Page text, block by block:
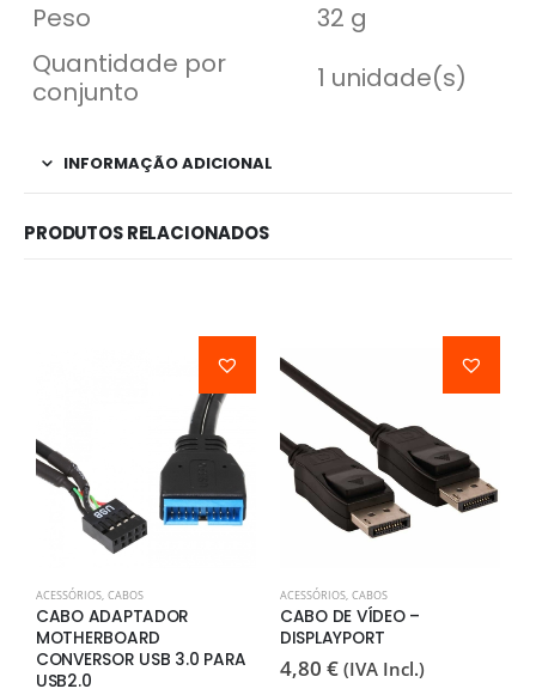
Peso
32 g
Quantidade por
conjunto
1 unidade(s)
INFORMAÇÃO ADICIONAL
PRODUTOS RELACIONADOS
ACESSÓRIOS, CABOS
CABO ADAPTADOR
MOTHERBOARD
CONVERSOR USB 3.0 PARA
USB2.0
ACESSÓRIOS, CABOS
CABO DE VÍDEO –
DISPLAYPORT
4,80 € (IVA Incl.)